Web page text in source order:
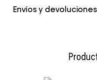
Color Negro
Envíos y devoluciones